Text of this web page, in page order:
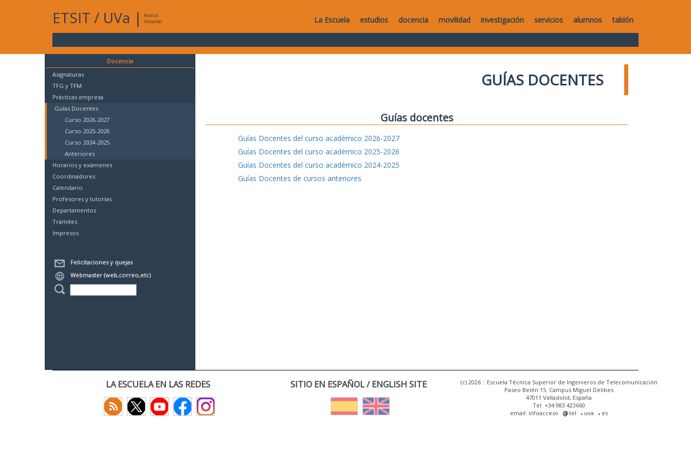
ETSIT / UVa |
Acceso
Intranet
La Escuela estudios docencia movilidad investigación servicios alumnos tablón
Docencia
Asignaturas
TFG y TFM
Prácticas empresa
Guías Docentes
Curso 2026-2027
Curso 2025-2026
Curso 2024-2025
Anteriores
Horarios y exámenes
Coordinadores
Calendario
Profesores y tutorías
Departamentos
Trámites
Impresos
Felicitaciones y quejas
Webmaster (web,correo,etc)
GUÍAS DOCENTES
Guías docentes
Guías Docentes del curso académico 2026-2027
Guías Docentes del curso académico 2025-2026
Guías Docentes del curso académico 2024-2025
Guías Docentes de cursos anteriores
LA ESCUELA EN LAS REDES SITIO EN ESPAÑOL / ENGLISH SITE
(c) 2026 :: Escuela Técnica Superior de Ingenieros de Telecomunicación
Paseo Belén 15. Campus Miguel Delibes
47011 Valladolid, España
Tel: +34 983 423660
email: infoacceso
tel uva es